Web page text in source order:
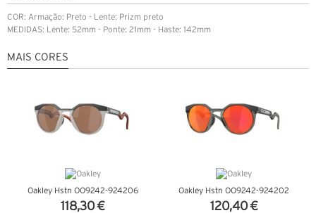
COR: Armação: Preto - Lente: Prizm preto
MEDIDAS: Lente: 52mm - Ponte: 21mm - Haste: 142mm
MAIS CORES
Oakley Hstn OO9242-924206
118,30 €
Oakley Hstn OO9242-924202
120,40 €